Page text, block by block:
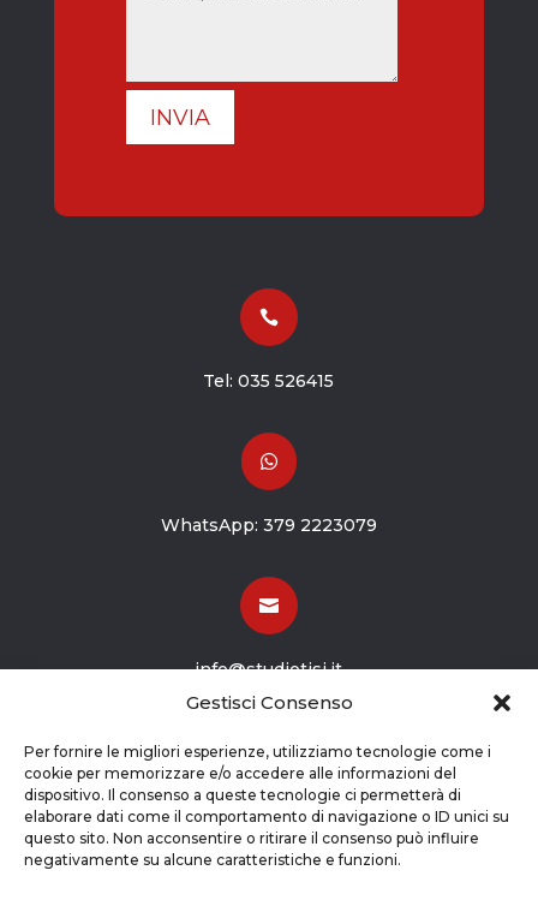
Gestisci Consenso
Per fornire le migliori esperienze, utilizziamo tecnologie come i
cookie per memorizzare e/o accedere alle informazioni del
dispositivo. Il consenso a queste tecnologie ci permetterà di
elaborare dati come il comportamento di navigazione o ID unici su
questo sito. Non acconsentire o ritirare il consenso può influire
negativamente su alcune caratteristiche e funzioni.
INVIA

Tel:035 526415

WhatsApp: 379 2223079

info@studiotisi.it

Viale Europa 8
Grassobbio BG (24050)